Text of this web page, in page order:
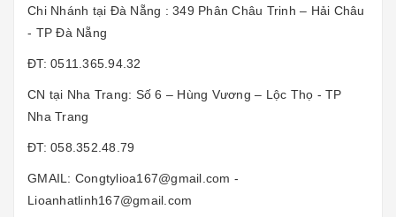
Chi Nhánh tại Đà Nẵng : 349 Phân Châu Trinh – Hải Châu
- TP Đà Nẵng
ĐT: 0511.365.94.32
CN tại Nha Trang: Số 6 – Hùng Vương – Lộc Thọ - TP
Nha Trang
ĐT: 058.352.48.79
GMAIL: Congtylioa167@gmail.com -
Lioanhatlinh167@gmail.com